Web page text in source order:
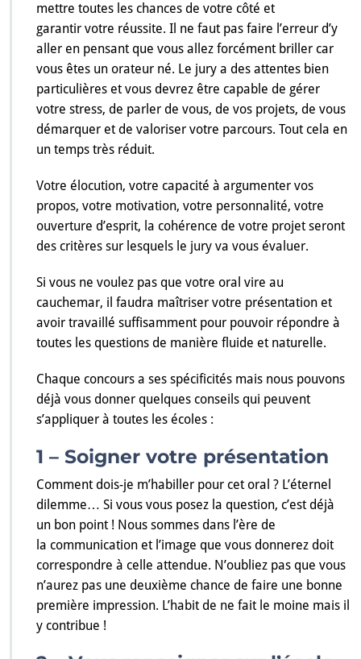
mettre toutes les chances de votre côté et
garantir votre réussite. Il ne faut pas faire l’erreur d’y
aller en pensant que vous allez forcément briller car
vous êtes un orateur né. Le jury a des attentes bien
particulières et vous devrez être capable de gérer
votre stress, de parler de vous, de vos projets, de vous
démarquer et de valoriser votre parcours. Tout cela en
un temps très réduit.
Votre élocution, votre capacité à argumenter vos
propos, votre motivation, votre personnalité, votre
ouverture d’esprit, la cohérence de votre projet seront
des critères sur lesquels le jury va vous évaluer.
Si vous ne voulez pas que votre oral vire au
cauchemar, il faudra maîtriser votre présentation et
avoir travaillé suffisamment pour pouvoir répondre à
toutes les questions de manière fluide et naturelle.
Chaque concours a ses spécificités mais nous pouvons
déjà vous donner quelques conseils qui peuvent
s’appliquer à toutes les écoles :
1 – Soigner votre présentation
Comment dois-je m’habiller pour cet oral ? L’éternel
dilemme… Si vous vous posez la question, c’est déjà
un bon point ! Nous sommes dans l’ère de
la communication et l’image que vous donnerez doit
correspondre à celle attendue. N’oubliez pas que vous
n’aurez pas une deuxième chance de faire une bonne
première impression. L’habit de ne fait le moine mais il
y contribue !